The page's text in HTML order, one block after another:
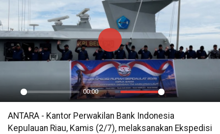
Play
00:00
Mute Settings
PIP
Play
ANTARA - Kantor Perwakilan Bank Indonesia
Kepulauan Riau, Kamis (2/7), melaksanakan Ekspedisi